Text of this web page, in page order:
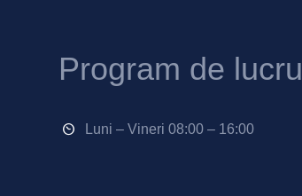
Program de lucru
Luni – Vineri 08:00 – 16:00